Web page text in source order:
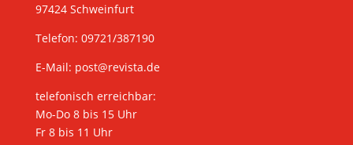
97424 Schweinfurt
Telefon: 09721/387190
E-Mail: post@revista.de
telefonisch erreichbar:
Mo-Do 8 bis 15 Uhr
Fr 8 bis 11 Uhr